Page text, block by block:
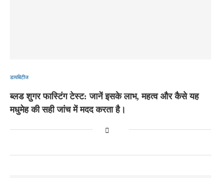
डायबिटीज
ब्लड शुगर फास्टिंग टेस्ट: जानें इसके लाभ, महत्व और कैसे यह
मधुमेह की सही जांच में मदद करता है।